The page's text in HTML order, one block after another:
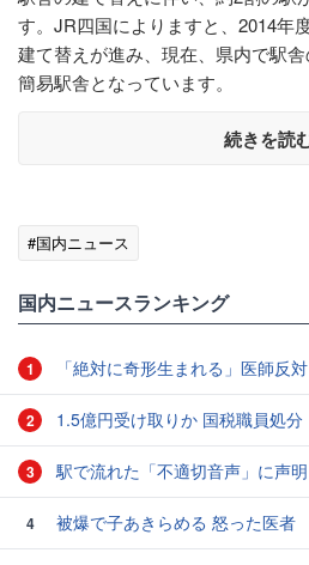
す。JR四国によりますと、2014年
建て替えが進み、現在、県内で駅
簡易駅舎となっています。
続きを読
#国内ニュース
国内ニュースランキング
1 「絶対に奇形生まれる」医師反対
2 1.5億円受け取りか 国税職員処分
3 駅で流れた「不適切音声」に声明
4 被爆で子あきらめる 怒った医者